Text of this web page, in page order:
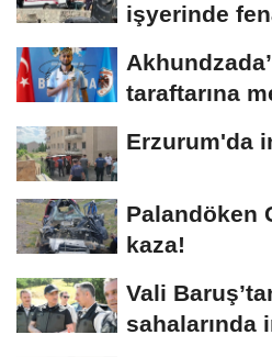
işyerinde
taraftarına
Erzurum'da
Palandöken
kaza!
Vali
sahalarında